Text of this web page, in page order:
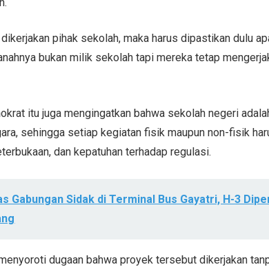
pihak sekolah, maka harus dipastikan dulu
bukan milik sekolah tapi mereka tetap
itu juga mengingatkan bahwa sekolah negeri
sehingga setiap kegiatan fisik maupun non-fisik
dan kepatuhan terhadap regulasi.
Gabungan Sidak di Terminal Bus Gayatri, H-3
dugaan bahwa proyek tersebut dikerjakan